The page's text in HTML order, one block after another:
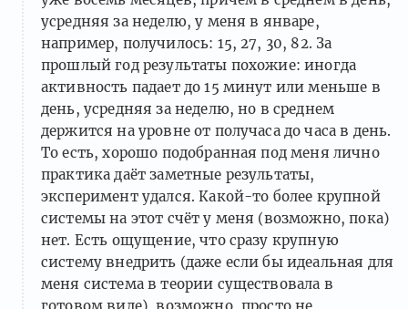
усредняя за неделю, у меня в январе,
например, получилось: 15, 27, 30, 82. За
прошлый год результаты похожие: иногда
активность падает до 15 минут или меньше в
день, усредняя за неделю, но в среднем
держится на уровне от получаса до часа в день.
То есть, хорошо подобранная под меня лично
практика даёт заметные результаты,
эксперимент удался. Какой-то более крупной
системы на этот счёт у меня (возможно, пока)
нет. Есть ощущение, что сразу крупную
систему внедрить (даже если бы идеальная для
меня система в теории существовала в